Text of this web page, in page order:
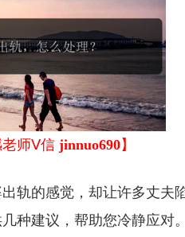
老师Ⅴ信 jinnuo690】
轨的感觉，却让许多丈夫
种建议，帮助您冷静应对。